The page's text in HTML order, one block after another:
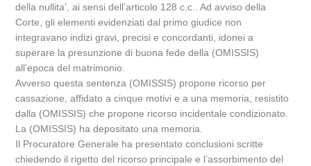
della nullita’, ai sensi dell’articolo 128 c.c.. Ad avviso della
Corte, gli elementi evidenziati dal primo giudice non
integravano indizi gravi, precisi e concordanti, idonei a
superare la presunzione di buona fede della (OMISSIS)
all’epoca del matrimonio.
Avverso questa sentenza (OMISSIS) propone ricorso per
cassazione, affidato a cinque motivi e a una memoria, resistito
dalla (OMISSIS) che propone ricorso incidentale condizionato.
La (OMISSIS) ha depositato una memoria.
Il Procuratore Generale ha presentato conclusioni scritte
chiedendo il rigetto del ricorso principale e l’assorbimento del